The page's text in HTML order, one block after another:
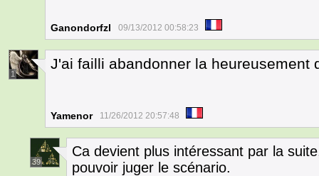
Ganondorfzl 09/13/2012 00:58:23
1
J'ai failli abandonner la heureusement
Yamenor 11/26/2012 20:57:48
39
Ca devient plus intéressant par la
pouvoir juger le scénario.